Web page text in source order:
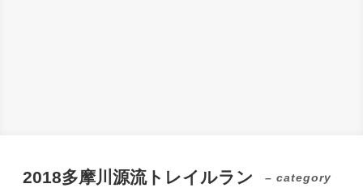
2018多摩川源流トレイルラン
– category